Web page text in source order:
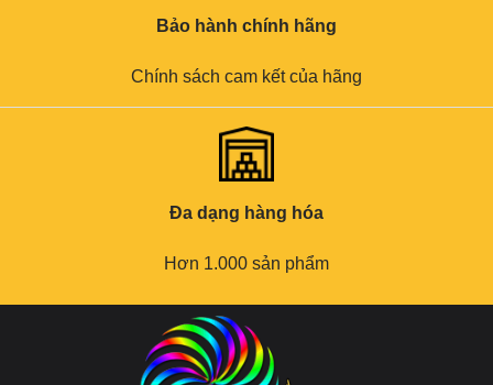
Bảo hành chính hãng
Chính sách cam kết của hãng
Đa dạng hàng hóa
Hơn 1.000 sản phẩm